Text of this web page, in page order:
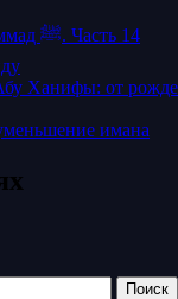
Учитель Мухаммад ﷺ. Часть 14
Ханифы: от
имана